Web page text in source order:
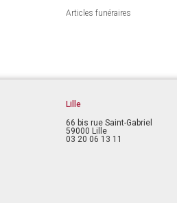
Articles funéraires
Lille
66 bis rue Saint-Gabriel
59000 Lille
03 20 06 13 11